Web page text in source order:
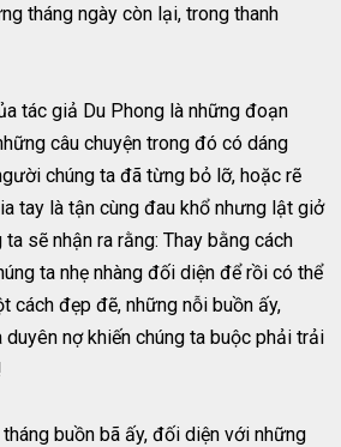
tháng ngày còn lại, trong thanh
tác giả Du Phong là những đoạn
câu chuyện trong đó có dáng
chúng ta đã từng bỏ lỡ, hoặc rẽ
tay là tận cùng đau khổ nhưng lật giở
sẽ nhận ra rằng: Thay bằng cách
ta nhẹ nhàng đối diện để rồi có thể
cách đẹp đẽ, những nỗi buồn ấy,
nợ khiến chúng ta buộc phải trải
buồn bã ấy, đối diện với những